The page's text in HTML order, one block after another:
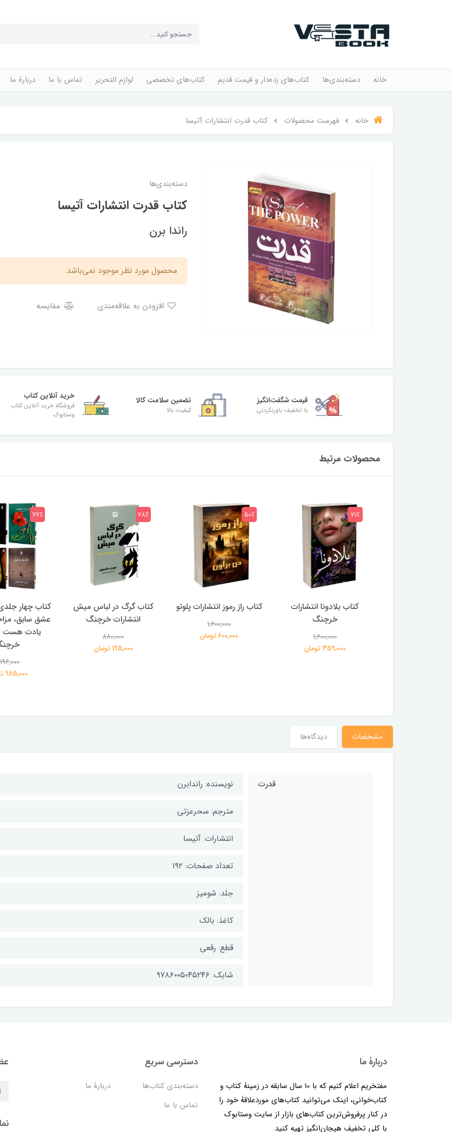
خانه دسته‌بندی‌ها کتاب‌های زده‌دار و قیمت قدیم کتاب‌های تخصصی لوازم التحریر تماس با ما دربارۀ ما
خانه فهرست محصولات کتاب قدرت انتشارات آتیسا
دسته‌بندی‌ها
کتاب قدرت انتشارات آتیسا
راندا برن
محصول مورد نظر موجود نمی‌باشد.
مقایسه
قیمت شگفت‌انگیز
با تخفیف باورنکردنی
تضمین سلامت کالا
کیفیت بالا
خرید آنلاین کتاب
فروشگاه خرید آنلاین کتاب
وستابوک
محصولات مرتبط
کتاب راز رموز انتشارات پلوتو
1,200,000
600,000 تومان
50٪
کتاب گرگ در لباس میش
انتشارات خرچنگ
880,000
78٪
کتاب چهار جلدی دبی عزیز،
عشق سابق، مزاحم نشوید و
یادت هست انتشارات
خرچنگ
77٪
کتاب مزاحم
285,000 تومان
72٪
مشخصات دیدگاه‌ها
قدرت نویسنده: راندابرن
مترجم: سحرعزتی
انتشارات: آتیسا
تعداد صفحات: ۱۹۲
جلد: شومیز
کاغذ: بالک
قطع: رقعی
شابک: ۹۷۸۶۰۰۵۰۴۵۲۴۶
دربارۀ ما
مفتخریم اعلام کنیم که با 10 سال سابقه در زمینۀ کتاب و
کتاب‌خوانی، اینک می‌توانید کتاب‌های موردعلاقۀ خود را
در کنار پرفروش‌ترین کتاب‌های بازار از سایت وستابوک
با کلی تخفیف هیجان‌انگیز تهیه کنید.
دسترسی سریع
دسته‌بندی کتاب‌ها
دربارۀ ما
تماس با ما